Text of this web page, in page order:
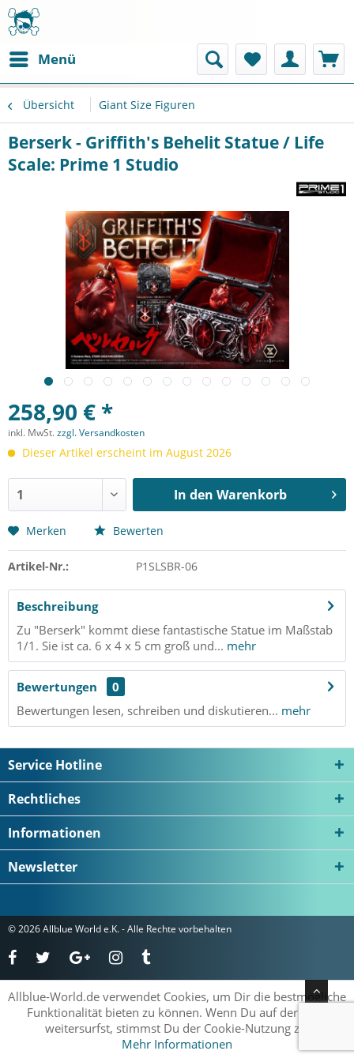
Menü
Übersicht Giant Size Figuren
Berserk - Griffith's Behelit Statue / Life
Scale: Prime 1 Studio
258,90 € *
inkl. MwSt.zzgl. Versandkosten
Dieser Artikel erscheint im August 2026
In den Warenkorb
Merken Bewerten
Artikel-Nr.: P1SLSBR-06
Beschreibung
Zu "Berserk" kommt diese fantastische Statue im Maßstab
1/1. Sie ist ca. 6 x 4 x 5 cm groß und... mehr
Bewertungen
0
Bewertungen lesen, schreiben und diskutieren... mehr
Service Hotline
Rechtliches
Informationen
Newsletter
© 2026 Allblue World e.K. - Alle Rechte vorbehalten
Allblue-World.de verwendet Cookies, um Dir die bestmögliche
Funktionalität bieten zu können. Wenn Du auf der Seite
weitersurfst, stimmst Du der Cookie-Nutzung zu.
Mehr Informationen